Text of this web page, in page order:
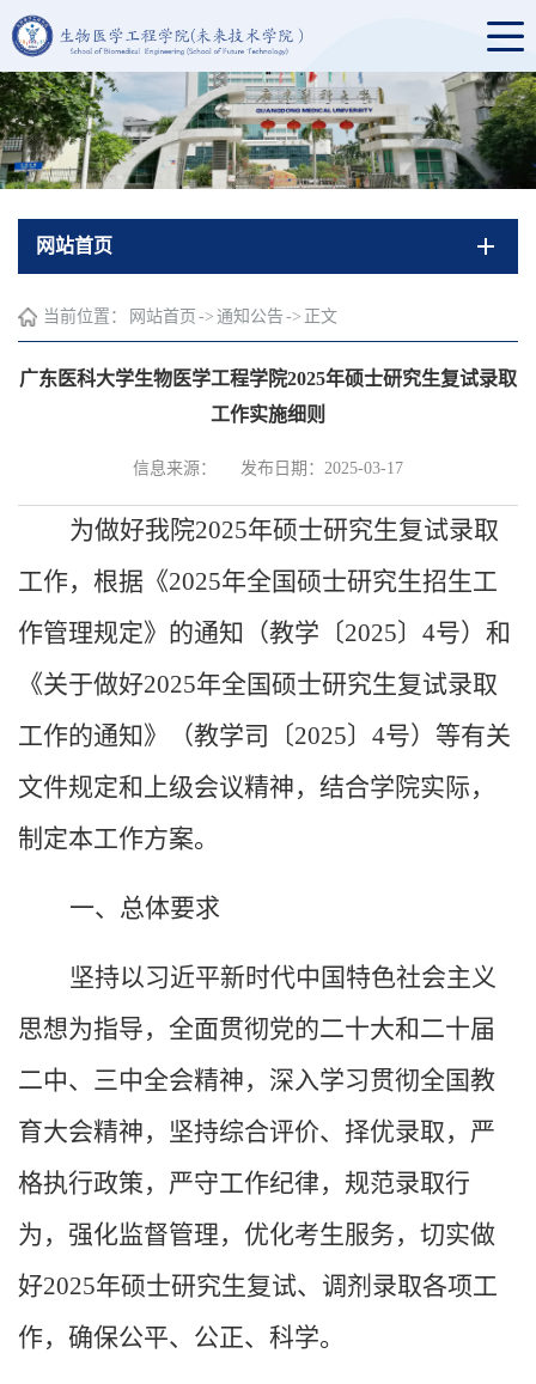
网站首页
当前位置： 网站首页 -> 通知公告 -> 正文
广东医科大学生物医学工程学院2025年硕士研究生复试录取
工作实施细则
信息来源： 发布日期：2025-03-17
为做好我院2025年硕士研究生复试录取
工作，根据《2025年全国硕士研究生招生工
作管理规定》的通知（教学〔2025〕 4号）和
《关于做好2025年全国硕士研究生复试录取
工作的通知》（教学司〔2025〕 4号）等有关
文件规定和上级会议精神，结合学院实际，
制定本工作方案。
一、总体要求
坚持以习近平新时代中国特色社会主义
思想为指导，全面贯彻党的二十大和二十届
二中、三中全会精神，深入学习贯彻全国教
育大会精神，坚持综合评价、择优录取，严
格执行政策，严守工作纪律，规范录取行
为，强化监督管理，优化考生服务，切实做
好2025年硕士研究生复试、调剂录取各项工
作，确保公平、公正、科学。